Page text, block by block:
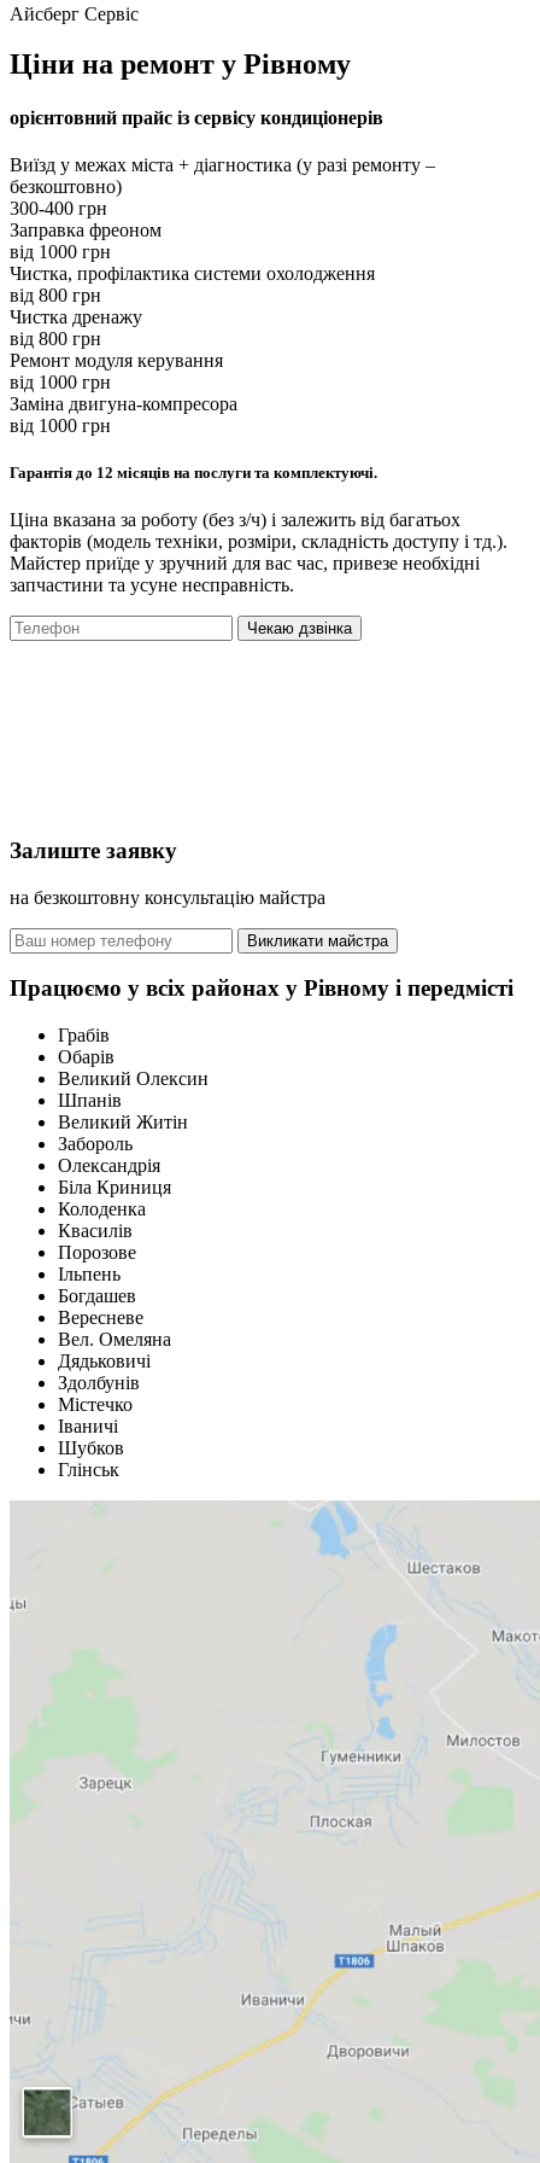
Айсберг Сервіс
Ціни на ремонт у Рівному
орієнтовний прайс із сервісу кондиціонерів
Виїзд у межах міста + діагностика (у разі ремонту –
безкоштовно)
300-400 грн
Заправка фреоном
вiд 1000 грн
Чистка, профілактика системи охолодження
вiд 800 грн
Чистка дренажу
вiд 800 грн
Ремонт модуля керування
вiд 1000 грн
Заміна двигуна-компресора
вiд 1000 грн
Гарантія до 12 місяців на послуги та комплектуючі.
Ціна вказана за роботу (без з/ч) і залежить від багатьох
факторів (модель техніки, розміри, складність доступу і тд.).
Майстер приїде у зручний для вас час, привезе необхідні
запчастини та усуне несправність.
Чекаю дзвінка
Залиште заявку
на безкоштовну консультацію майстра
Викликати майстра
Працюємо у всіх районах у Рівному і передмісті
Грабів
Обарів
Великий Олексин
Шпанів
Великий Житін
Забороль
Олександрія
Біла Криниця
Колоденка
Квасилів
Порозове
Ільпень
Богдашев
Вересневе
Вел. Омеляна
Дядьковичі
Здолбунів
Містечко
Іваничі
Шубков
Глінськ